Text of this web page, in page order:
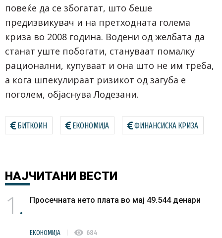
повеќе да се збогатат, што беше
предизвикувач и на претходната голема
криза во 2008 година. Водени од желбата да
станат уште побогати, стануваат помалку
рационални, купуваат и она што не им треба,
а кога шпекулираат ризикот од загуба е
поголем, објаснува Лодезани.
БИТКОИН ЕКОНОМИЈА ФИНАНСИСКА КРИЗА
НАЈЧИТАНИ ВЕСТИ
1 Просечната нето плата во мај 49.544 денари
ЕКОНОМИЈА visibility 684